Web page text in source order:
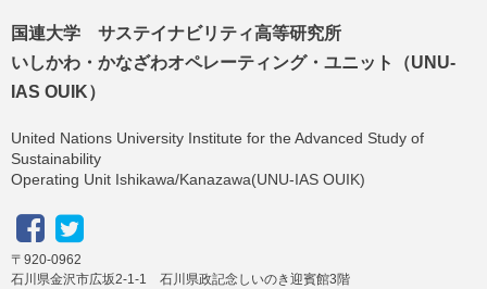
国連大学 サステイナビリティ高等研究所
いしかわ・かなざわオペレーティング・ユニット（UNU-
IAS OUIK）
United Nations University Institute for the Advanced Study of
Sustainability
Operating Unit Ishikawa/Kanazawa(UNU-IAS OUIK)
〒920-0962
石川県金沢市広坂2-1-1 石川県政記念しいのき迎賓館3階